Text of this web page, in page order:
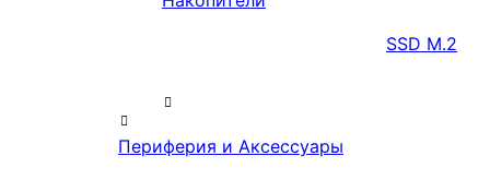
SSD M.2
Периферия и Аксессуары